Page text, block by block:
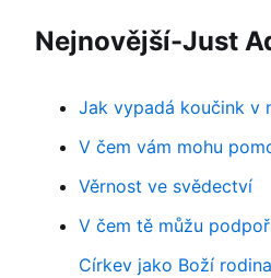
Nejnovější-Just
Jak vypadá koučink v
V čem vám mohu
Věrnost ve svědectví
V čem tě můžu
Církev jako Boží